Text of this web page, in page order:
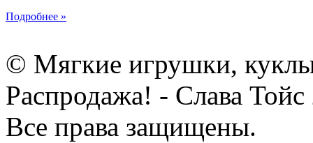
Подробнее »
© Мягкие игрушки,
Распродажа! - Слава Тойс
Все права защищены.